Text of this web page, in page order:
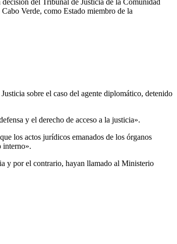
del Tribunal de Justicia de la Comunidad
Verde, como Estado miembro de la
sobre el caso del agente diplomático, detenido
y el derecho de acceso a la justicia».
los actos jurídicos emanados de los órganos
interno».
y por el contrario, hayan llamado al Ministerio